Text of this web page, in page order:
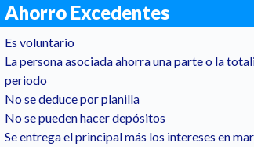
Ahorro Excedentes
Es voluntario
La persona asociada ahorra una parte o la
periodo
No se deduce por planilla
No se pueden hacer depósitos
Se entrega el principal más los intereses en